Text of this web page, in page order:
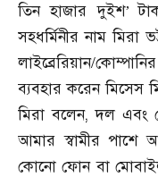
তিন হাজার দুইশ’
সহধর্মিনীর নাম মিরা
লাইব্রেরিয়ান/
ব্যবহার করেন মিসেস
মিরা বলেন,দল এবং
আমার স্বামীর পাশে
কোনো ফোন বা